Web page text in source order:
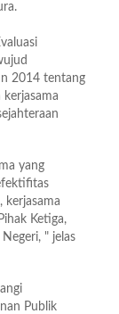
2014 tentang
yang
kerjasama
Ketiga,
" jelas
Publik